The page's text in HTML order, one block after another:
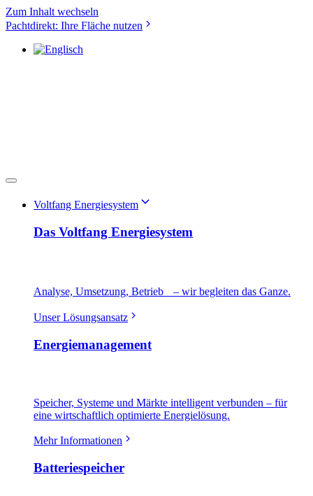
Zum Inhalt wechseln
Pachtdirekt: Ihre Fläche nutzen
Voltfang Energiesystem
Das Voltfang Energiesystem
Analyse, Umsetzung, Betrieb – wir begleiten das Ganze.
Unser Lösungsansatz
Energiemanagement
Speicher, Systeme und Märkte intelligent verbunden – für
eine wirtschaftlich optimierte Energielösung.
Mehr Informationen
Batteriespeicher